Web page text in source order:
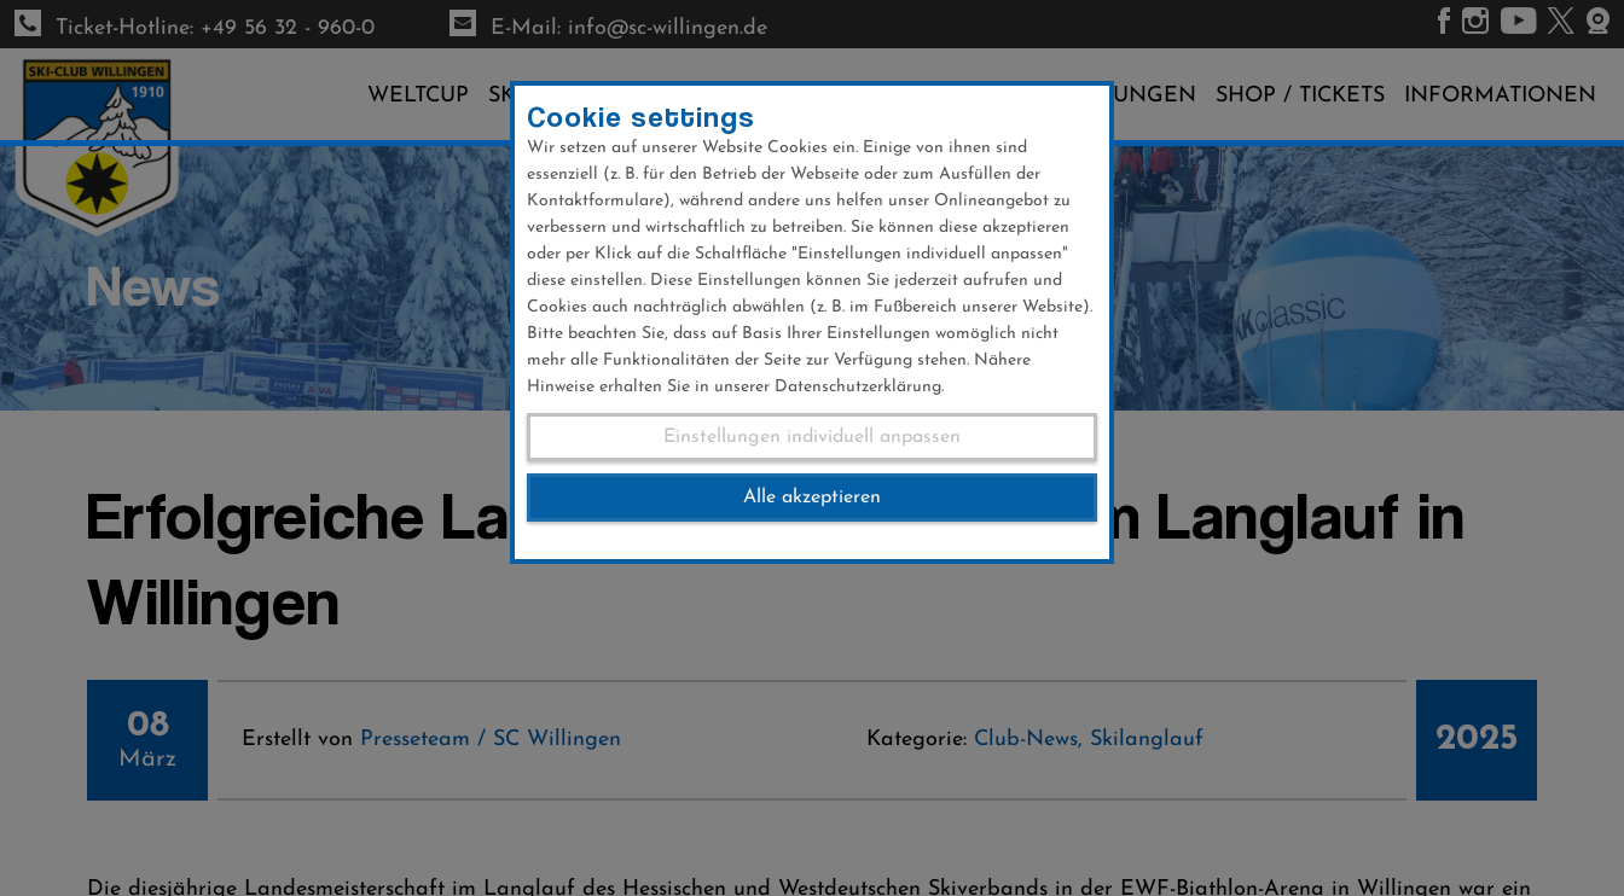
Direkt
zum
Inhalt
Ticket-Hotline: +49 56 32 - 960-0 E-Mail: info@sc-willingen.de
WELTCUP SKI-CLUB VERANSTALTUNGEN SHOP / TICKETS INFORMATIONEN
News
Erfolgreiche Landesmeisterschaft im Langlauf in
Willingen
08
März
Erstellt von Presseteam / SC Willingen Kategorie: Club-News, Skilanglauf 2025
Die diesjährige Landesmeisterschaft im Langlauf des Hessischen und Westdeutschen Skiverbands in der EWF-Biathlon-Arena in Willingen war ein
Cookie settings
Wir setzen auf unserer Website Cookies ein. Einige von ihnen sind
essenziell (z. B. für den Betrieb der Webseite oder zum Ausfüllen der
Kontaktformulare), während andere uns helfen unser Onlineangebot zu
verbessern und wirtschaftlich zu betreiben. Sie können diese akzeptieren
oder per Klick auf die Schaltfläche "Einstellungen individuell anpassen"
diese einstellen. Diese Einstellungen können Sie jederzeit aufrufen und
Cookies auch nachträglich abwählen (z. B. im Fußbereich unserer Website).
Bitte beachten Sie, dass auf Basis Ihrer Einstellungen womöglich nicht
mehr alle Funktionalitäten der Seite zur Verfügung stehen. Nähere
Hinweise erhalten Sie in unserer Datenschutzerklärung.
Einstellungen individuell anpassen
Alle akzeptieren